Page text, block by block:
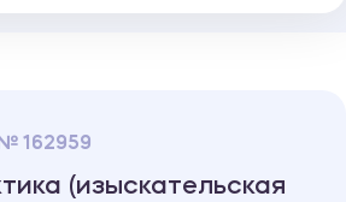
162959
(изыскательская